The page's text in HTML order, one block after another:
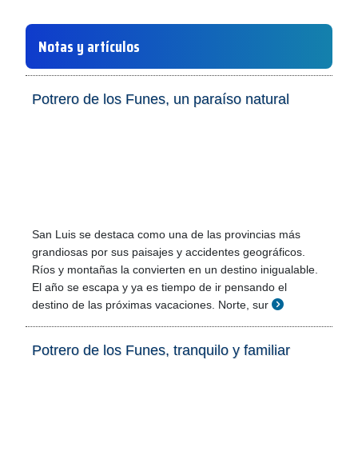
Notas y artículos
Potrero de los Funes, un paraíso natural
San Luis se destaca como una de las provincias más
grandiosas por sus paisajes y accidentes geográficos.
Ríos y montañas la convierten en un destino inigualable.
El año se escapa y ya es tiempo de ir pensando el
destino de las próximas vacaciones. Norte, sur
Potrero de los Funes, tranquilo y familiar